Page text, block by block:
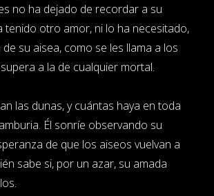
no ha dejado de recordar a su
tenido otro amor, ni lo ha necesitado,
su aisea, como se les llama a los
a la de cualquier mortal.
las dunas, y cuántas haya en toda
Él sonríe observando su
de que los aiseos vuelvan a
sabe si, por un azar, su amada